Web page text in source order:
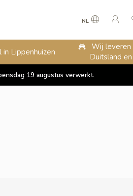
NL
in Lippenhuizen
Wij leveren
Duitsland
19 augustus verwerkt.